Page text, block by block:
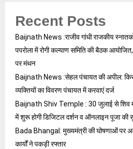
Recent Posts
Baijnath News :राजीव गांधी राजकीय
पपरोला में रोगी कल्याण समिति की बैठक
पर मंथन
Baijnath News :सेहल पंचायत की अपील:
व्यक्तियों का विवरण पंचायत में करवाएं दर्ज
Baijnath Shiv Temple : 30 जुलाई से शिव
में शुरू होगी डिजिटल दर्शन व ऑनलाइन पूजा की
Bada Bhangal: मुख्यमंत्री की घोषणाओं पर
कार्यों ने पकड़ी रफ्तार